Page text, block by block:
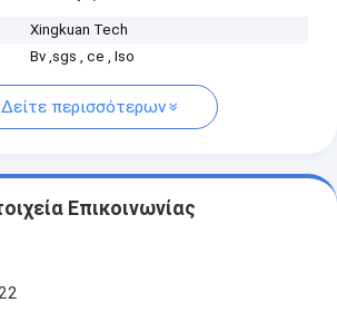
Xingkuan Tech
Bv ,sgs , ce , Iso
Δείτε περισσότερων
Επικοινωνίας